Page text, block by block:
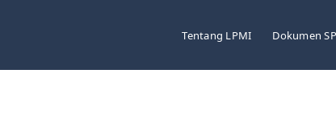
Tentang LPMI Dokumen